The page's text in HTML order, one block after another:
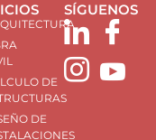
DE
DE
SÍGUENOS